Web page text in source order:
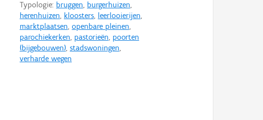
Typologie: bruggen, burgerhuizen,
herenhuizen, kloosters, leerlooierijen,
marktplaatsen, openbare pleinen,
parochiekerken, pastorieën, poorten
(bijgebouwen), stadswoningen,
verharde wegen